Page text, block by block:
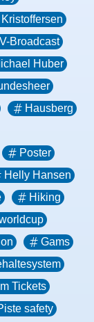
Broadcast
Huber
Hausberg
Poster
Helly Hansen
Hiking
Gams
Tickets
safety